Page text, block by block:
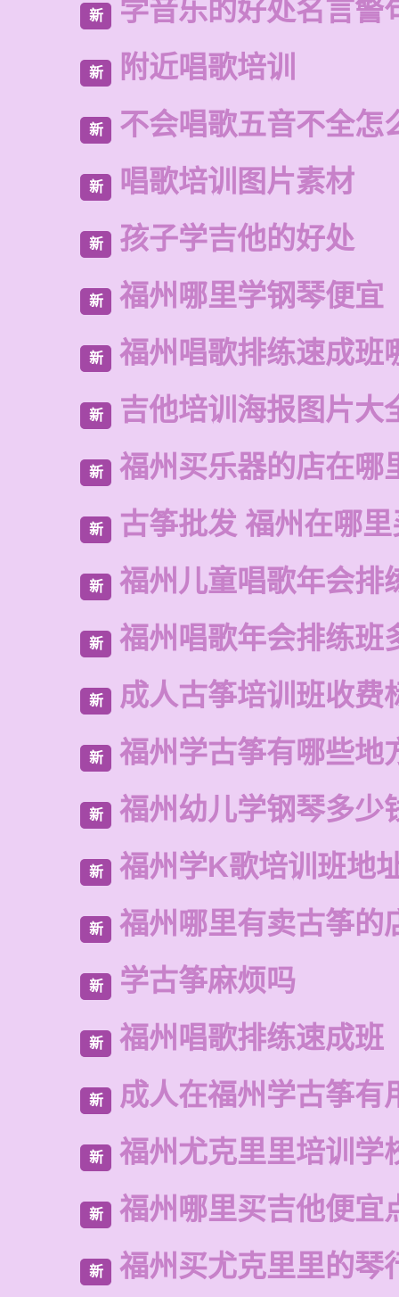
新 学音乐的好处名言警
新 附近唱歌培训
新 不会唱歌五音不全怎
新 唱歌培训图片素材
新 孩子学吉他的好处
新 福州哪里学钢琴便宜
新 福州唱歌排练速成班
新 吉他培训海报图片大
新 福州买乐器的店在哪
新 古筝批发 福州在哪
新 福州儿童唱歌年会排
新 福州唱歌年会排练班
新 成人古筝培训班收费
新 福州学古筝有哪些地
新 福州幼儿学钢琴多少
新 福州学K歌培训班地
新 福州哪里有卖古筝的
新 学古筝麻烦吗
新 福州唱歌排练速成班
新 成人在福州学古筝有
新 福州尤克里里培训学
新 福州哪里买吉他便宜
新 福州买尤克里里的琴